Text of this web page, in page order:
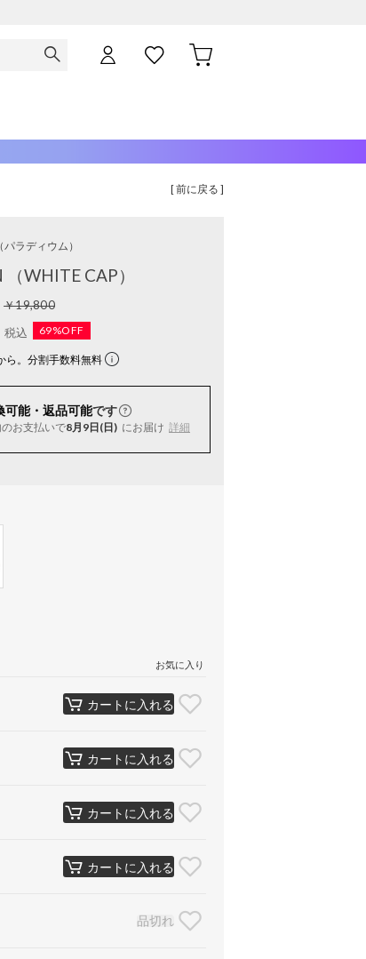
[ 前に戻る ]
（パラディウム）
WHITE CAP）
￥19,800
税込 69%OFF
ら。分割手数料無料
可能・返品可能です
のお支払いで8月9日(日) にお届け 詳細
お気に入り
カートに入れる
カートに入れる
カートに入れる
カートに入れる
品切れ